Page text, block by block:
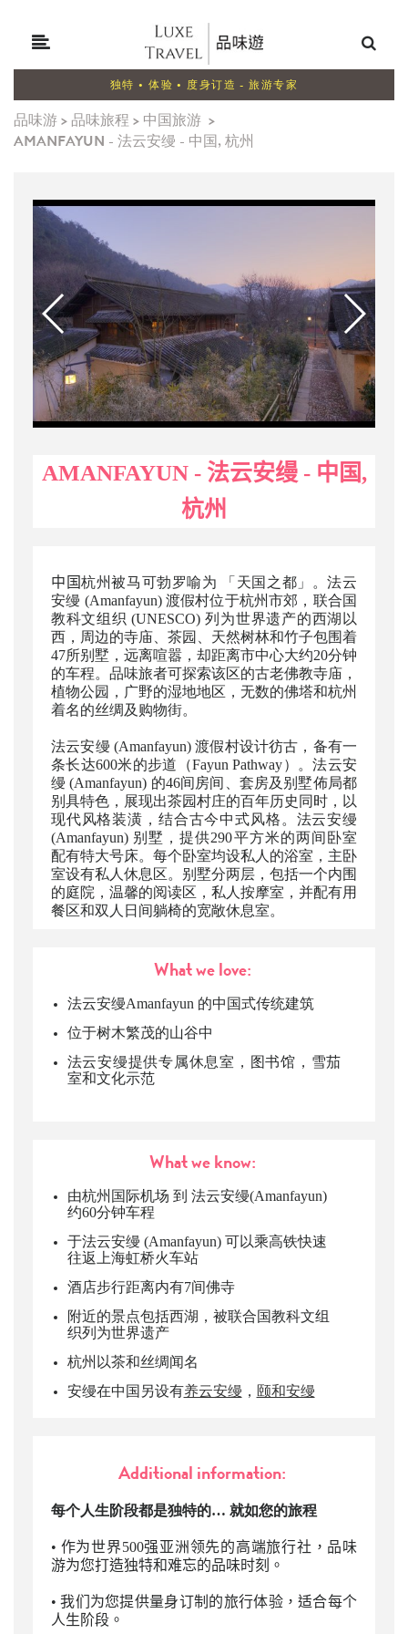
独特 • 体验 • 度身订造 - 旅游专家
品味游> 品味旅程 > 中国旅游 >
AMANFAYUN - 法云安缦 - 中国, 杭州
AMANFAYUN - 法云安缦 - 中国,
杭州
中国杭州被马可勃罗喻为 「天国之都」。法云
安缦 (Amanfayun) 渡假村位于杭州市郊，联合国
教科文组织 (UNESCO) 列为世界遗产的西湖以
西，周边的寺庙、茶园、天然树林和竹子包围着
47所别墅，远离喧嚣，却距离市中心大约20分钟
的车程。品味旅者可探索该区的古老佛教寺庙，
植物公园，广野的湿地地区，无数的佛塔和杭州
着名的丝绸及购物街。
法云安缦 (Amanfayun) 渡假村设计彷古，备有一
条长达600米的步道（Fayun Pathway）。法云安
缦 (Amanfayun) 的46间房间、套房及别墅佈局都
别具特色，展现出茶园村庄的百年历史同时，以
现代风格装潢，结合古今中式风格。法云安缦
(Amanfayun) 别墅，提供290平方米的两间卧室
配有特大号床。每个卧室均设私人的浴室，主卧
室设有私人休息区。别墅分两层，包括一个内围
的庭院，温馨的阅读区，私人按摩室，并配有用
餐区和双人日间躺椅的宽敞休息室。
What we love:
法云安缦Amanfayun 的中国式传统建筑
位于树木繁茂的山谷中
法云安缦提供专属休息室，图书馆，雪茄
室和文化示范
What we know:
由杭州国际机场 到 法云安缦(Amanfayun)
约60分钟车程
于法云安缦 (Amanfayun) 可以乘高铁快速
往返上海虹桥火车站
酒店步行距离内有7间佛寺
附近的景点包括西湖，被联合国教科文组
织列为世界遗产
杭州以茶和丝绸闻名
安缦在中国另设有养云安缦 ， 颐和安缦
Additional information:
每个人生阶段都是独特的… 就如您的旅程
• 作为世界500强亚洲领先的高端旅行社，品味
游为您打造独特和难忘的品味时刻。
• 我们为您提供量身订制的旅行体验，适合每个
人生阶段。